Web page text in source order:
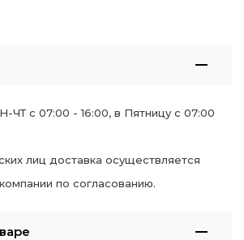
ЧТ с 07:00 - 16:00, в Пятницу с 07:00
лиц доставка осуществляется
по согласованию.